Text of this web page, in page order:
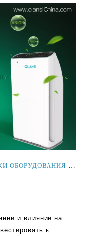
и влияние на
в